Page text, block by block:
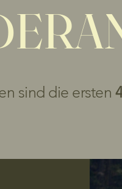
sind die ersten